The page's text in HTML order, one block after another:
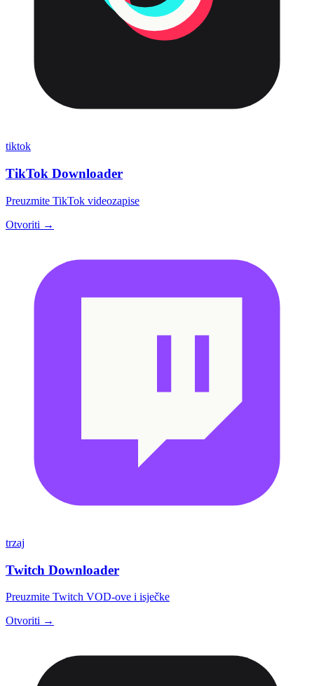
tiktok
TikTok Downloader
Preuzmite TikTok videozapise
Otvoriti →
trzaj
Twitch Downloader
Preuzmite Twitch VOD-ove i isječke
Otvoriti →